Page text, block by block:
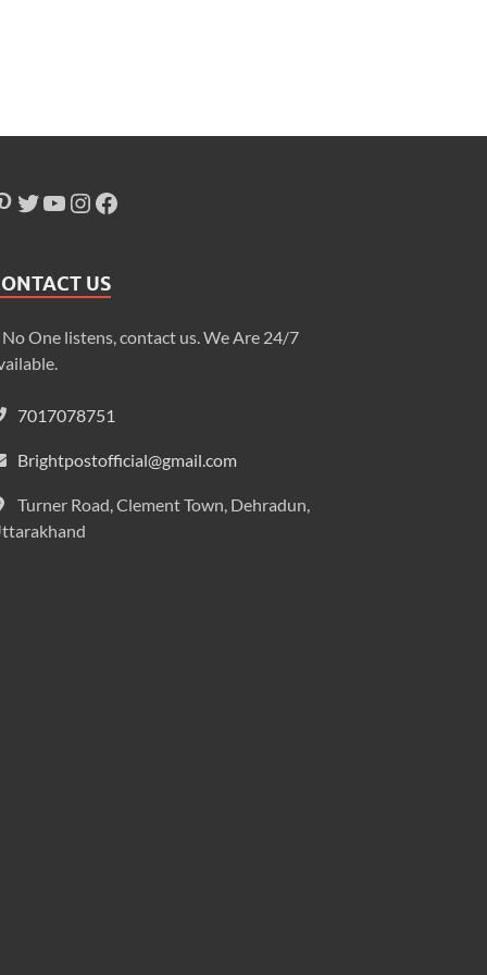
US
One listens, contact us. We Are 24/7
7017078751
Brightpostofficial@gmail.com
Turner Road, Clement Town, Dehradun,